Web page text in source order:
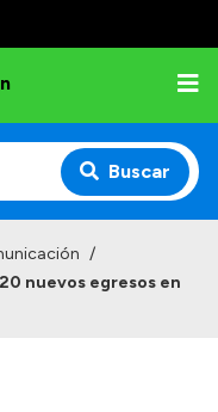
Buscar
/
nuevos egresos en